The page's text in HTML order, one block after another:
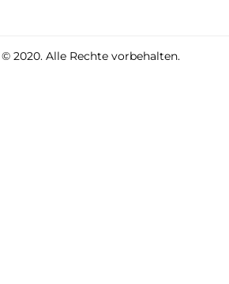
© 2020. Alle Rechte vorbehalten.